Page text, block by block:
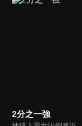
2分之一強